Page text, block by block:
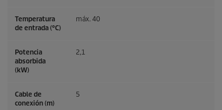
Temperatura
de entrada (°C)
máx. 40
Potencia
absorbida
(kW)
2,1
Cable de
conexión (m)
5